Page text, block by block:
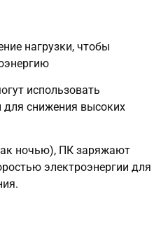
нагрузки, чтобы
использовать
снижения высоких
ночью), ПК заряжают
электроэнергии для